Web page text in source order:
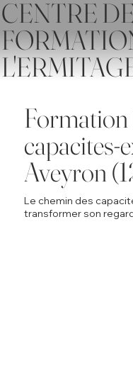
CENTRE
capacites-
Aveyron
Le chemin des
transformer son